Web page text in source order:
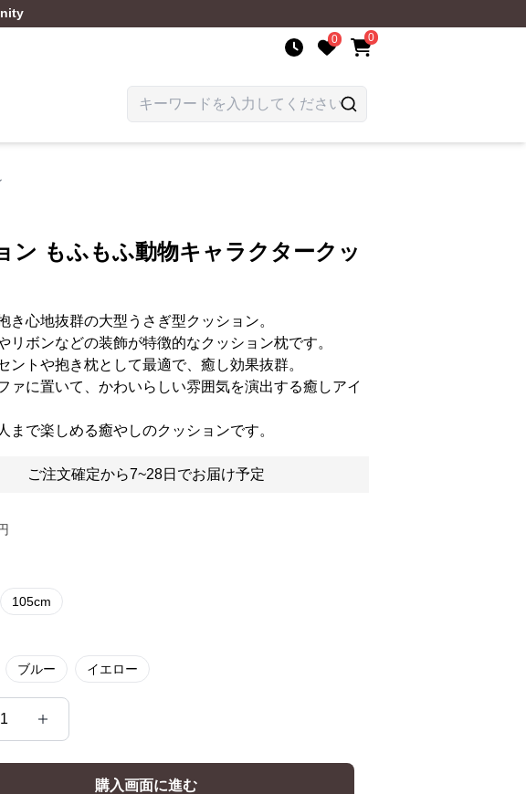
0 0
ン もふもふ動物キャラクタークッ
き心地抜群の大型うさぎ型クッション。
リボンなどの装飾が特徴的なクッション枕です。
ントや抱き枕として最適で、癒し効果抜群。
ァに置いて、かわいらしい雰囲気を演出する癒しアイ
まで楽しめる癒やしのクッションです。
ご注文確定から7~28日でお届け予定
105cm
ブルー イエロー
1
購入画面に進む